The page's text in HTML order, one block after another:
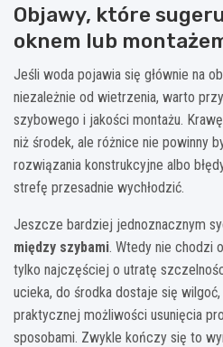
Objawy, które
oknem lub
Jeśli woda pojawia się głównie na
niezależnie od wietrzenia, warto
szybowego i jakości montażu.
niż środek, ale różnice nie powinny
rozwiązania konstrukcyjne albo
strefę przesadnie wychłodzić.
Jeszcze bardziej jednoznacznym
między szybami. Wtedy nie chodzi
tylko najczęściej o utratę
ucieka, do środka dostaje się
praktycznej możliwości usunięcia
sposobami. Zwykle kończy się to